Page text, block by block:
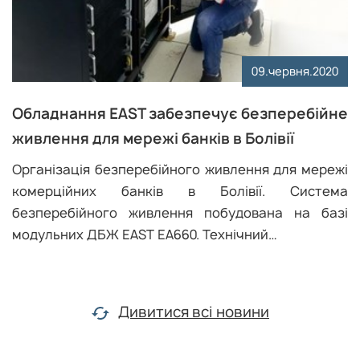
09.червня.2020
Обладнання EAST забезпечує безперебійне
живлення для мережі банків в Болівії
Організація безперебійного живлення для мережі
комерційних банків в Болівії. Система
безперебійного живлення побудована на базі
модульних ДБЖ EAST EA660. Технічний…
Дивитися всі новини